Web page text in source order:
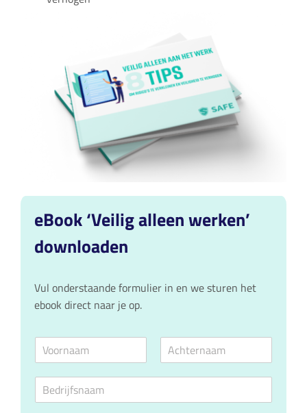
eBook ‘Veilig alleen werken’
downloaden
Vul onderstaande formulier in en we sturen het
ebook direct naar je op.
N
*
V
o
r
A
c
t
B